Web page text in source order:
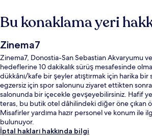
Bu konaklama yeri
Zinema7
Zinema7, Donostia-San Sebastian Akvaryumu ve
hedeflerine 10 dakikalık sürüş mesafesinde
dükkânı/kafe bir şeyler atıştırmak için harika bir
egzersiz için spor salonunu ziyaret ettikten
salonunda bir içecekle gevşeyebilirsiniz. Hafif
teras, bu butik otel dâhilindeki diğer öne çıkan
Misafirler yardıma hazır personel ve konum ile
bulunuyor.
İptal hakları hakkında bilgi